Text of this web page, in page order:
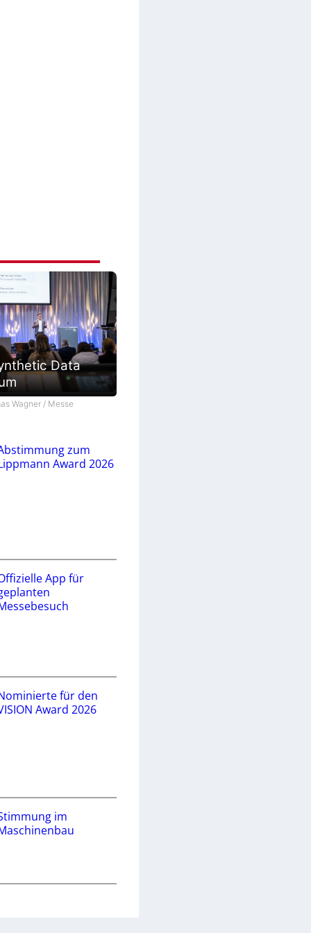
Data
Wagner / Messe
zum
Award 2026
App für
für den
Award 2026
im